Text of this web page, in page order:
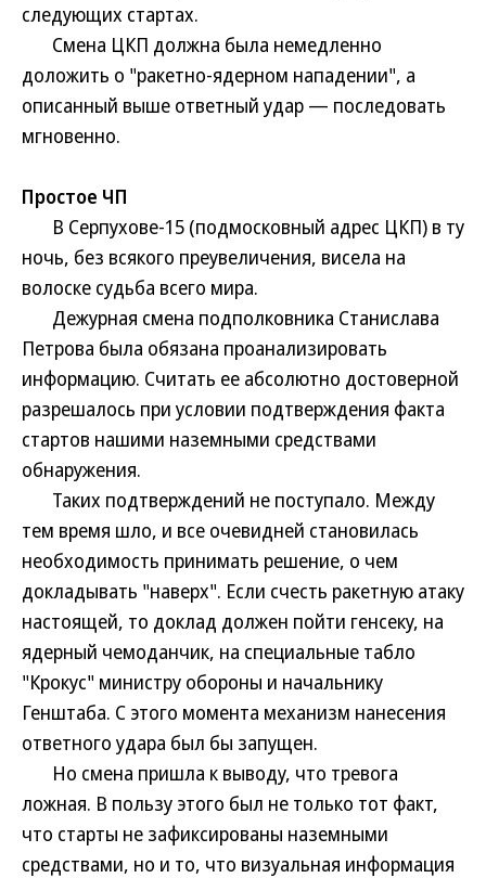
следующих стартах.
Смена ЦКП должна была немедленно
доложить о "ракетно-ядерном нападении", а
описанный выше ответный удар — последовать
мгновенно.
Простое ЧП
В Серпухове-15 (подмосковный адрес ЦКП) в ту
ночь, без всякого преувеличения, висела на
волоске судьба всего мира.
Дежурная смена подполковника Станислава
Петрова была обязана проанализировать
информацию. Считать ее абсолютно достоверной
разрешалось при условии подтверждения факта
стартов нашими наземными средствами
обнаружения.
Таких подтверждений не поступало. Между
тем время шло, и все очевидней становилась
необходимость принимать решение, о чем
докладывать "наверх". Если счесть ракетную атаку
настоящей, то доклад должен пойти генсеку, на
ядерный чемоданчик, на специальные табло
"Крокус" министру обороны и начальнику
Генштаба. С этого момента механизм нанесения
ответного удара был бы запущен.
Но смена пришла к выводу, что тревога
ложная. В пользу этого был не только тот факт,
что старты не зафиксированы наземными
средствами, но и то, что визуальная информация